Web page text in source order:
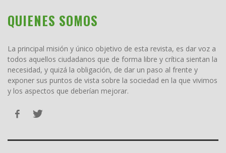
QUIENES SOMOS
La principal misión y único objetivo de esta revista, es dar voz a
todos aquellos ciudadanos que de forma libre y crítica sientan la
necesidad, y quizá la obligación, de dar un paso al frente y
exponer sus puntos de vista sobre la sociedad en la que vivimos
y los aspectos que deberían mejorar.